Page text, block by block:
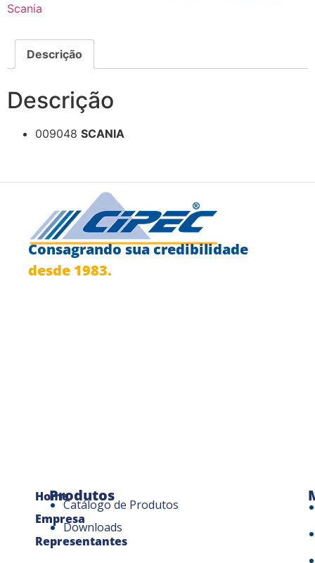
Scania
Descrição
Descrição
009048 SCANIA
Consagrando sua credibilidade
desde 1983.
Home
Empresa
Representantes
Produtos
Catálogo de Produtos
Downloads